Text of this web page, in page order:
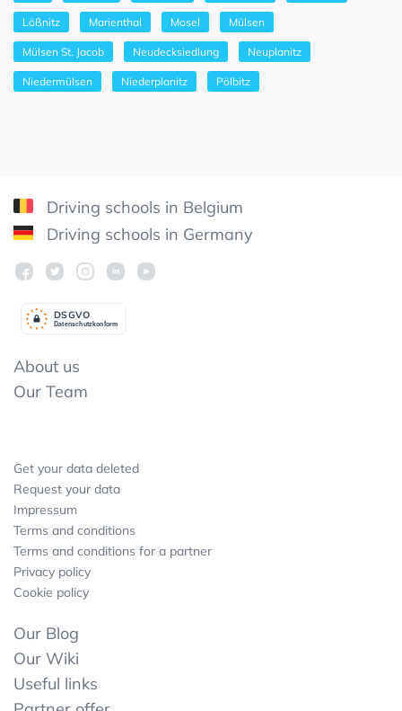
Lößnitz Marienthal Mosel Mülsen
Mülsen St. Jacob Neudecksiedlung Neuplanitz
Niedermülsen Niederplanitz Pölbitz
Driving schools in Belgium
Driving schools in Germany
Datenschutzkonform
DSGVO
About us
Our Team
Get your data deleted
Request your data
Impressum
Terms and conditions
Terms and conditions for a partner
Privacy policy
Cookie policy
Our Blog
Our Wiki
Useful links